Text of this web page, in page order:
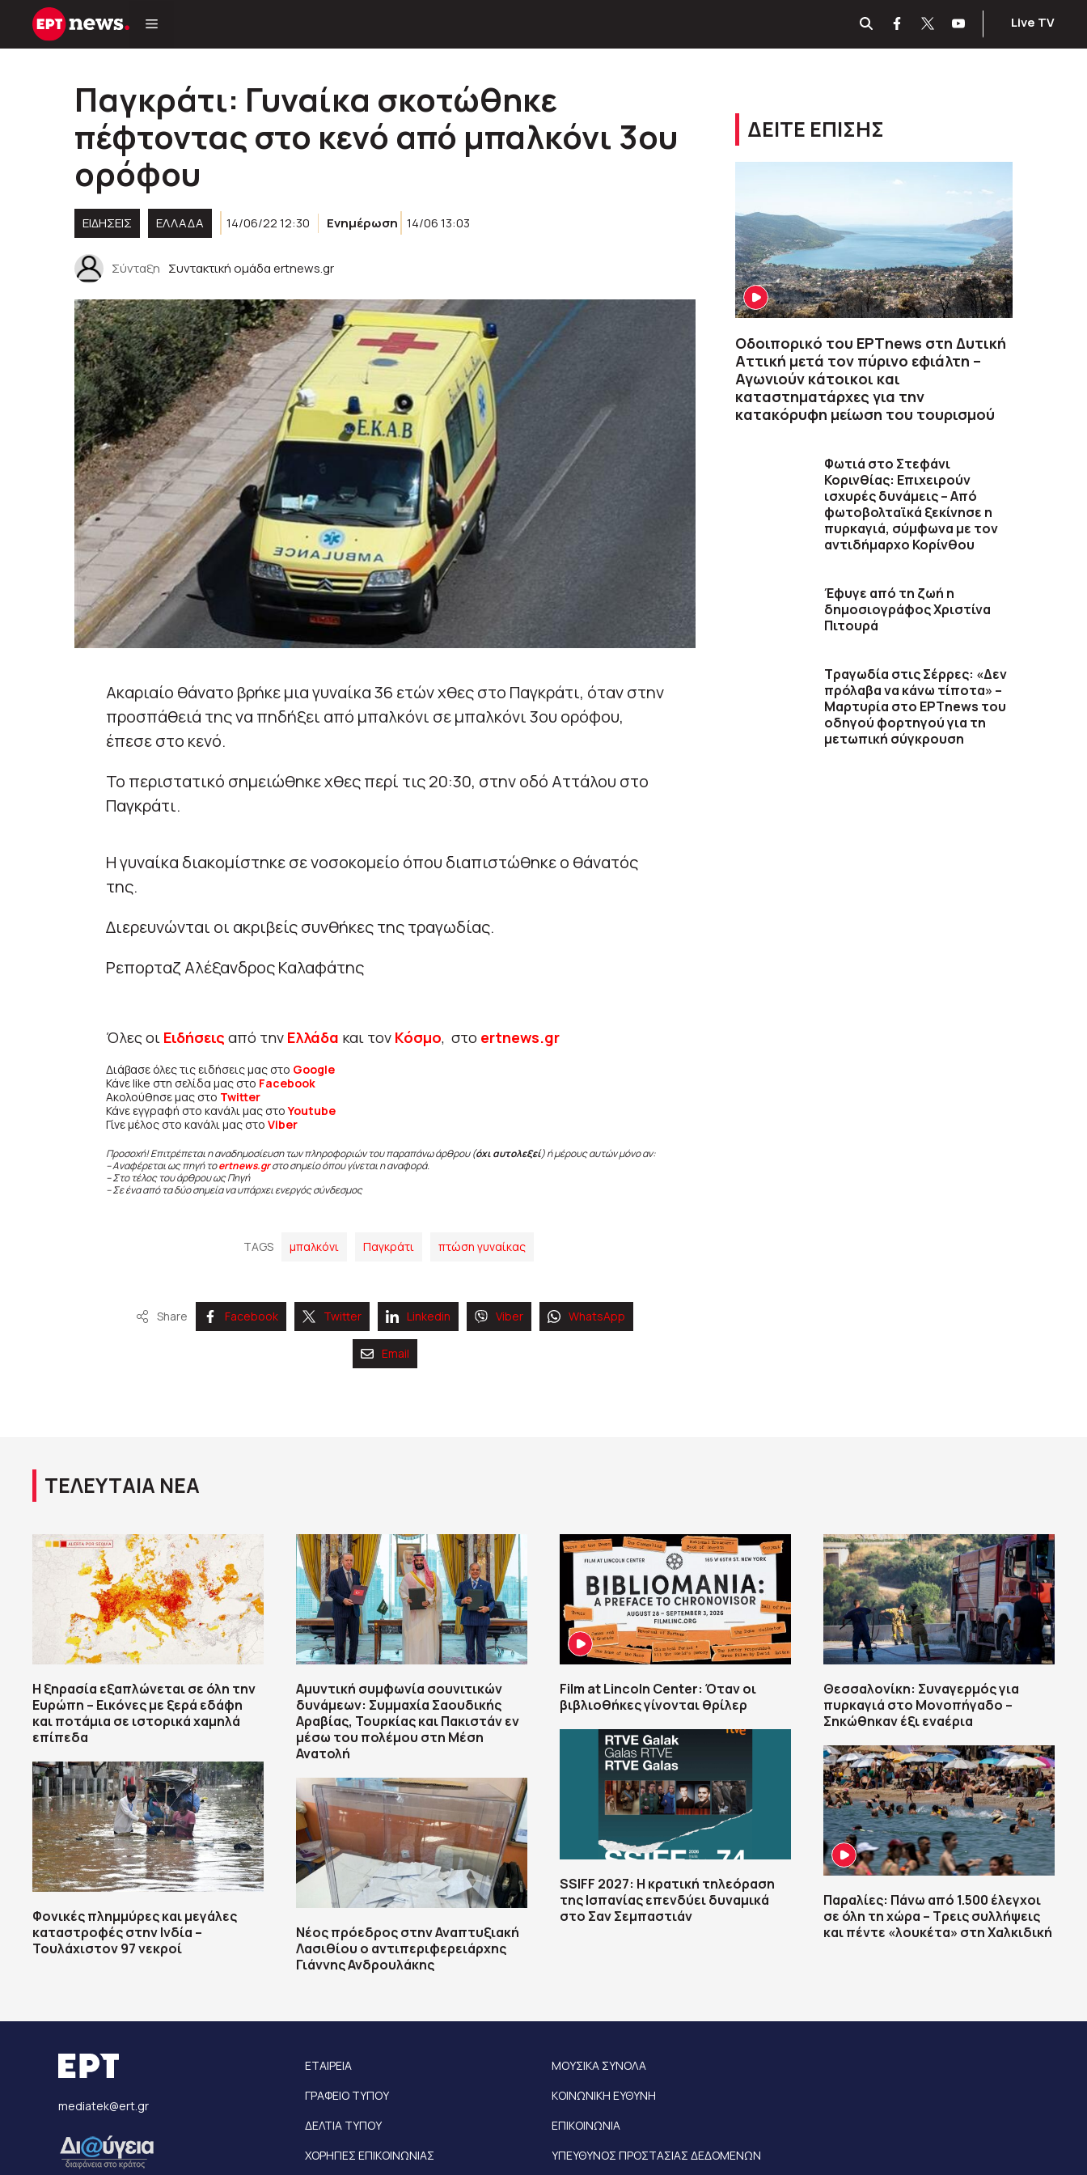
Μετάβαση
Live TV
Παγκράτι: Γυναίκα σκοτώθηκε
πέφτοντας στο κενό από μπαλκόνι 3ου
ορόφου
ΕΙΔΗΣΕΙΣ ΕΛΛΑΔΑ 14/06/22 12:30 Ενημέρωση 14/06 13:03
Σύνταξη Συντακτική ομάδα ertnews.gr
Ακαριαίο θάνατο βρήκε μια γυναίκα 36 ετών χθες στο Παγκράτι, όταν στην
προσπάθειά της να πηδήξει από μπαλκόνι σε μπαλκόνι 3ου ορόφου,
έπεσε στο κενό.
Το περιστατικό σημειώθηκε χθες περί τις 20:30, στην οδό Αττάλου στο
Παγκράτι.
Η γυναίκα διακομίστηκε σε νοσοκομείο όπου διαπιστώθηκε ο θάνατός
της.
Διερευνώνται οι ακριβείς συνθήκες της τραγωδίας.
Ρεπορταζ Αλέξανδρος Καλαφάτης
Όλες οι Ειδήσεις από την Ελλάδα και τον Κόσμο, στο ertnews.gr
Διάβασε όλες τις ειδήσεις μας στο Google
Κάνε like στη σελίδα μας στο Facebook
Ακολούθησε μας στο Twitter
Κάνε εγγραφή στο κανάλι μας στοYoutube
Γίνε μέλος στο κανάλι μας στο Viber
Προσοχή! Επιτρέπεται η αναδημοσίευση των πληροφοριών του παραπάνω άρθρου (όχι αυτολεξεί) ή μέρους αυτών μόνο αν:
– Αναφέρεται ως πηγή τοertnews.gr στο σημείο όπου γίνεται η αναφορά.
– Στο τέλος του άρθρου ως Πηγή
– Σε ένα από τα δύο σημεία να υπάρχει ενεργός σύνδεσμος
TAGS μπαλκόνι Παγκράτι πτώση γυναίκας
Share Facebook Twitter Linkedin Viber WhatsApp
Email
ΔΕΙΤΕ ΕΠΙΣΗΣ
Οδοιπορικό του ΕΡΤnews στη Δυτική
Αττική μετά τον πύρινο εφιάλτη –
Αγωνιούν κάτοικοι και
καταστηματάρχες για την
κατακόρυφη μείωση του τουρισμού
Φωτιά στο Στεφάνι
Κορινθίας: Επιχειρούν
ισχυρές δυνάμεις – Από
φωτοβολταϊκά ξεκίνησε η
πυρκαγιά, σύμφωνα με τον
αντιδήμαρχο Κορίνθου
Έφυγε από τη ζωή η
δημοσιογράφος Χριστίνα
Πιτουρά
Τραγωδία στις Σέρρες: «Δεν
πρόλαβα να κάνω τίποτα» –
Μαρτυρία στο ΕΡΤnews του
οδηγού φορτηγού για τη
μετωπική σύγκρουση
ΤΕΛΕΥΤΑΙΑ ΝΕΑ
Η ξηρασία εξαπλώνεται σε όλη την
Ευρώπη – Εικόνες με ξερά εδάφη
και ποτάμια σε ιστορικά χαμηλά
επίπεδα
Φονικές πλημμύρες και μεγάλες
καταστροφές στην Ινδία –
Τουλάχιστον 97 νεκροί
Αμυντική συμφωνία σουνιτικών
δυνάμεων: Συμμαχία Σαουδικής
Αραβίας, Τουρκίας και Πακιστάν εν
μέσω του πολέμου στη Μέση
Ανατολή
Νέος πρόεδρος στην Αναπτυξιακή
Λασιθίου ο αντιπεριφερειάρχης
Γιάννης Ανδρουλάκης
Film at Lincoln Center: Όταν οι
βιβλιοθήκες γίνονται θρίλερ
SSIFF 2027: Η κρατική τηλεόραση
της Ισπανίας επενδύει δυναμικά
στο Σαν Σεμπαστιάν
Θεσσαλονίκη: Συναγερμός για
πυρκαγιά στο Μονοπήγαδο –
Σηκώθηκαν έξι εναέρια
Παραλίες: Πάνω από 1.500 έλεγχοι
σε όλη τη χώρα – Τρεις συλλήψεις
και πέντε «λουκέτα» στη Χαλκιδική
mediatek@ert.gr
ΕΤΑΙΡΕΙΑ
ΓΡΑΦΕΙΟ ΤΥΠΟΥ
ΔΕΛΤΙΑ ΤΥΠΟΥ
ΧΟΡΗΓΙΕΣ ΕΠΙΚΟΙΝΩΝΙΑΣ
ΜΟΥΣΙΚΑ ΣΥΝΟΛΑ
ΚΟΙΝΩΝΙΚΗ ΕΥΘΥΝΗ
ΕΠΙΚΟΙΝΩΝΙΑ
ΥΠΕΥΘΥΝΟΣ ΠΡΟΣΤΑΣΙΑΣ ΔΕΔΟΜΕΝΩΝ